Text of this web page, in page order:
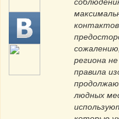
региона
правила
людных